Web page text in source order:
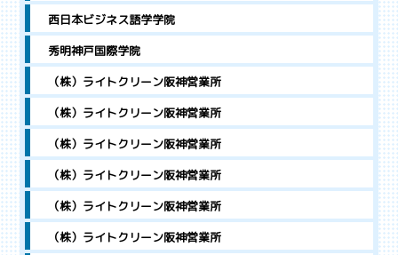
西日本ビジネス語学学院
秀明神戸国際学院
（株）ライトクリーン阪神営業所
（株）ライトクリーン阪神営業所
（株）ライトクリーン阪神営業所
（株）ライトクリーン阪神営業所
（株）ライトクリーン阪神営業所
（株）ライトクリーン阪神営業所